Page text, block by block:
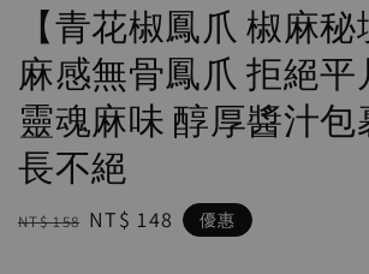
【青花椒鳳爪 椒麻
麻感無骨鳳爪 拒絕平
靈魂麻味 醇厚醬汁包
長不絕
Regular
NT$ 158 Sale
NT$ 148 優惠